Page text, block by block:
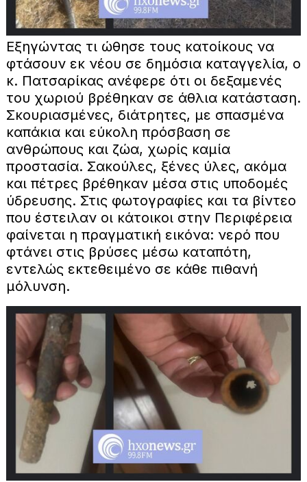
Εξηγώντας τι ώθησε τους κατοίκους να
φτάσουν εκ νέου σε δημόσια καταγγελία, ο
κ. Πατσαρίκας ανέφερε ότι οι δεξαμενές
του χωριού βρέθηκαν σε άθλια κατάσταση.
Σκουριασμένες, διάτρητες, με σπασμένα
καπάκια και εύκολη πρόσβαση σε
ανθρώπους και ζώα, χωρίς καμία
προστασία. Σακούλες, ξένες ύλες, ακόμα
και πέτρες βρέθηκαν μέσα στις υποδομές
ύδρευσης. Στις φωτογραφίες και τα βίντεο
που έστειλαν οι κάτοικοι στην Περιφέρεια
φαίνεται η πραγματική εικόνα: νερό που
φτάνει στις βρύσες μέσω καταπότη,
εντελώς εκτεθειμένο σε κάθε πιθανή
μόλυνση.